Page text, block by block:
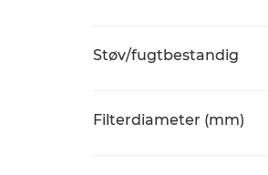
Støv/fugtbestandig
Filterdiameter (mm)